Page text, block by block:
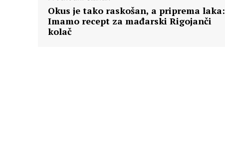
Okus je tako raskošan, a priprema laka:
Imamo recept za mađarski Rigojanči
kolač